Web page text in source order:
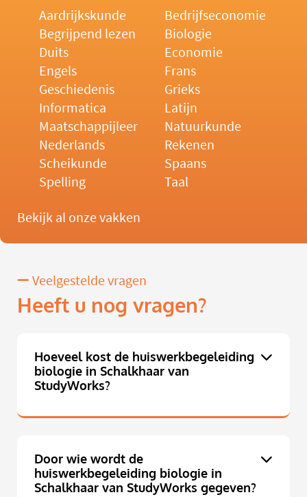
Aardrijkskunde
Bedrijfseconomie
Begrijpend lezen
Biologie
Duits
Economie
Engels
Frans
Geschiedenis
Grieks
Informatica
Latijn
Maatschappijleer
Natuurkunde
Nederlands
Rekenen
Scheikunde
Spaans
Spelling
Taal
Bekijk al onze vakken
Veelgestelde vragen
Heeft u nog vragen?
Hoeveel kost de huiswerkbegeleiding
biologie in Schalkhaar van
StudyWorks?
Door wie wordt de
huiswerkbegeleiding biologie in
Schalkhaar van StudyWorks gegeven?